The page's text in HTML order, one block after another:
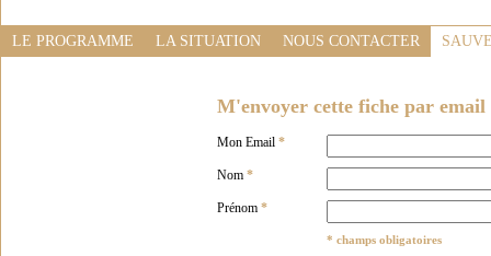
LE PROGRAMME LA SITUATION NOUS CONTACTER
M'envoyer cette fiche par email
Mon Email *
Nom *
Prénom *
* champs obligatoires